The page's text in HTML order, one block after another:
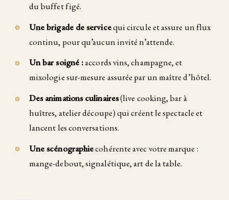
du buffet figé.
Une brigade de servicequi circule et assure un flux
continu, pour qu’aucun invité n’attende.
Un bar soigné :accords vins, champagne, et
mixologie sur-mesure assurée par un maître d’hôtel.
Des animations culinaires(live cooking, bar à
huîtres, atelier découpe) qui créent le spectacle et
lancent les conversations.
Une scénographiecohérente avec votre marque :
mange-debout, signalétique, art de la table.